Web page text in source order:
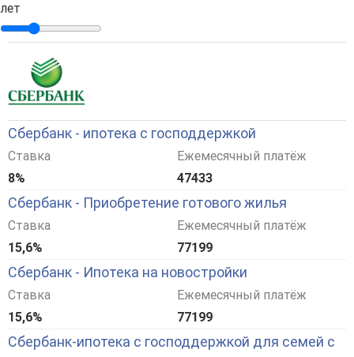
лет
Сбербанк - ипотека с господдержкой
Ставка
8%
Ежемесячный платёж
47433
Сбербанк - Приобретение готового жилья
Ставка
15,6%
Ежемесячный платёж
77199
Сбербанк - Ипотека на новостройки
Ставка
15,6%
Ежемесячный платёж
77199
Сбербанк-ипотека с господдержкой для семей с